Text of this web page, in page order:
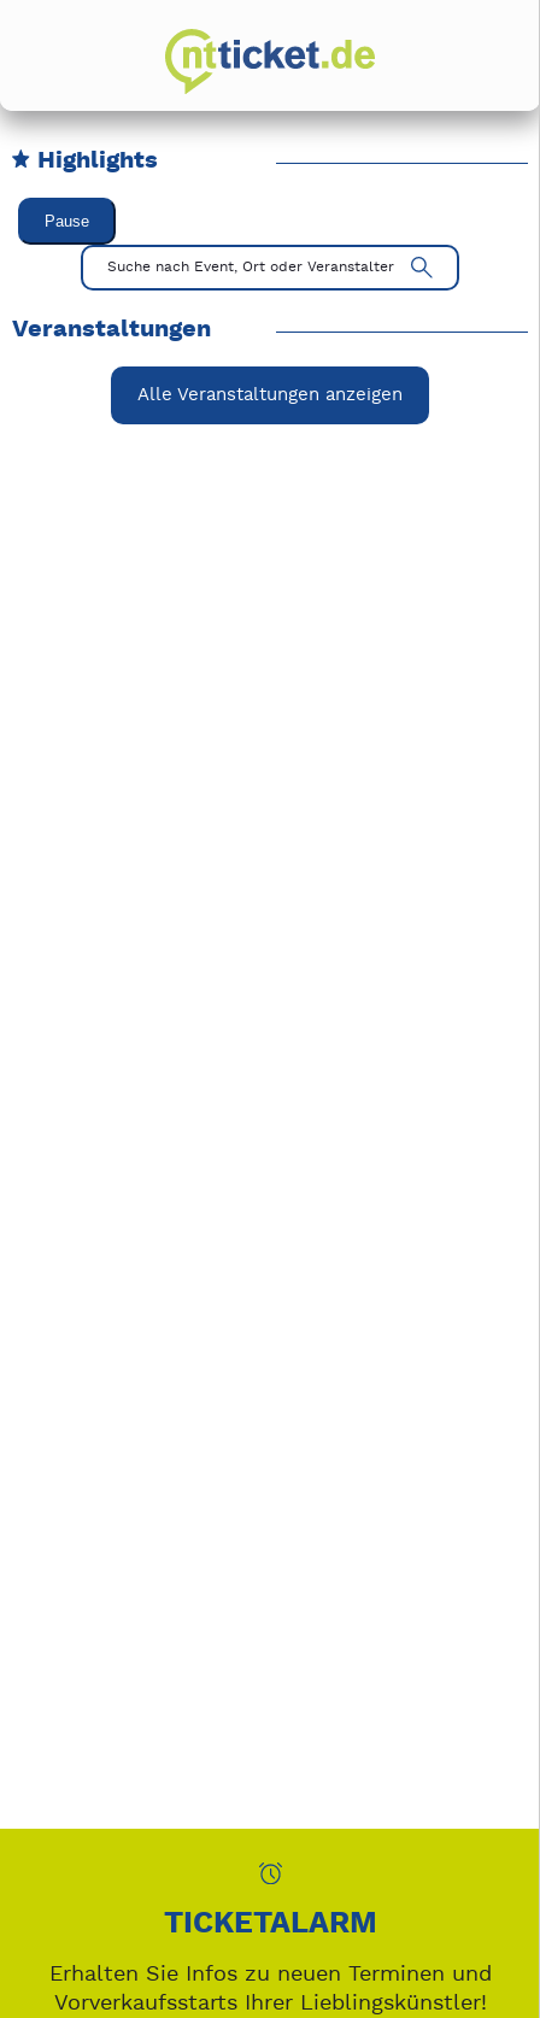
Highlights
Karussell Veranstaltungen überspringen
Pause
Mit Tab zu den Steuerelementen wechseln. Mit Pfeiltasten
Suche nach Event, Ort oder Veranstalter
Veranstaltungen
Alle Veranstaltungen anzeigen
TICKETALARM
Erhalten Sie Infos zu neuen Terminen und
Vorverkaufsstarts Ihrer Lieblingskünstler!